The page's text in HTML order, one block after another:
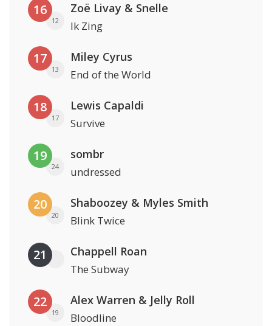
16
12
Zoë Livay & Snelle
Ik Zing
17
13
Miley Cyrus
End of the World
18
17
Lewis Capaldi
Survive
19
24
sombr
undressed
20
20
Shaboozey & Myles Smith
Blink Twice
21 Chappell Roan
The Subway
22
19
Alex Warren & Jelly Roll
Bloodline